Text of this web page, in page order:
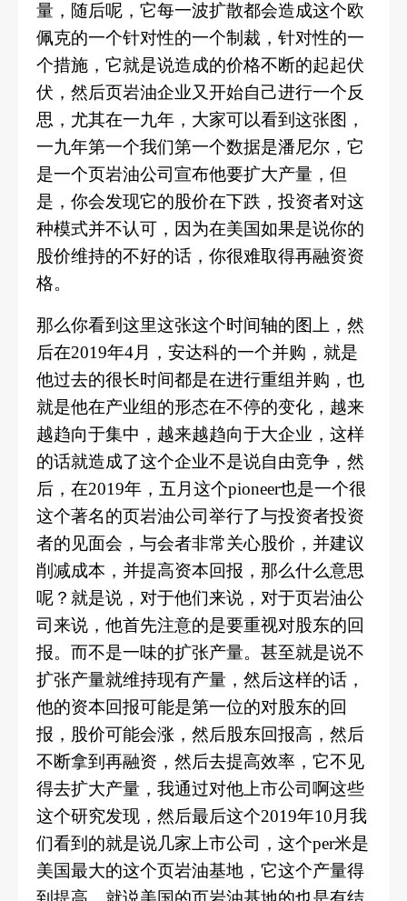
量，随后呢，它每一波扩散都会造成这个欧
佩克的一个针对性的一个制裁，针对性的一
个措施，它就是说造成的价格不断的起起伏
伏，然后页岩油企业又开始自己进行一个反
思，尤其在一九年，大家可以看到这张图，
一九年第一个我们第一个数据是潘尼尔，它
是一个页岩油公司宣布他要扩大产量，但
是，你会发现它的股价在下跌，投资者对这
种模式并不认可，因为在美国如果是说你的
股价维持的不好的话，你很难取得再融资资
格。
那么你看到这里这张这个时间轴的图上，然
后在2019年4月，安达科的一个并购，就是
他过去的很长时间都是在进行重组并购，也
就是他在产业组的形态在不停的变化，越来
越趋向于集中，越来越趋向于大企业，这样
的话就造成了这个企业不是说自由竞争，然
后，在2019年，五月这个pioneer也是一个很
这个著名的页岩油公司举行了与投资者投资
者的见面会，与会者非常关心股价，并建议
削减成本，并提高资本回报，那么什么意思
呢？就是说，对于他们来说，对于页岩油公
司来说，他首先注意的是要重视对股东的回
报。而不是一味的扩张产量。甚至就是说不
扩张产量就维持现有产量，然后这样的话，
他的资本回报可能是第一位的对股东的回
报，股价可能会涨，然后股东回报高，然后
不断拿到再融资，然后去提高效率，它不见
得去扩大产量，我通过对他上市公司啊这些
这个研究发现，然后最后这个2019年10月我
们看到的就是说几家上市公司，这个per米是
美国最大的这个页岩油基地，它这个产量得